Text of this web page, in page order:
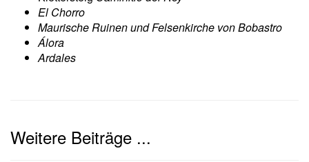
El Chorro
Maurische Ruinen und Felsenkirche von Bobastro
Álora
Ardales
Weitere Beiträge ...